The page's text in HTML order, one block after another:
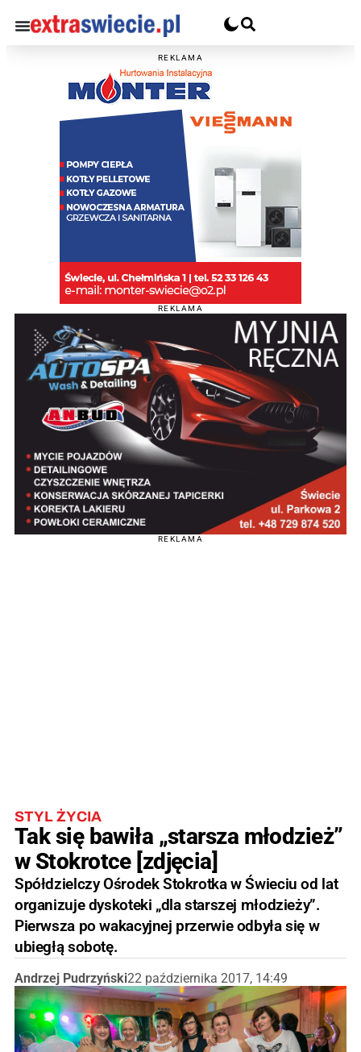
REKLAMA
REKLAMA
REKLAMA
STYL ŻYCIA
Tak się bawiła „starsza młodzież”
w Stokrotce [zdjęcia]
Spółdzielczy Ośrodek Stokrotka w Świeciu od lat
organizuje dyskoteki „dla starszej młodzieży”.
Pierwsza po wakacyjnej przerwie odbyła się w
ubiegłą sobotę.
Andrzej Pudrzyński22 października 2017, 14:49